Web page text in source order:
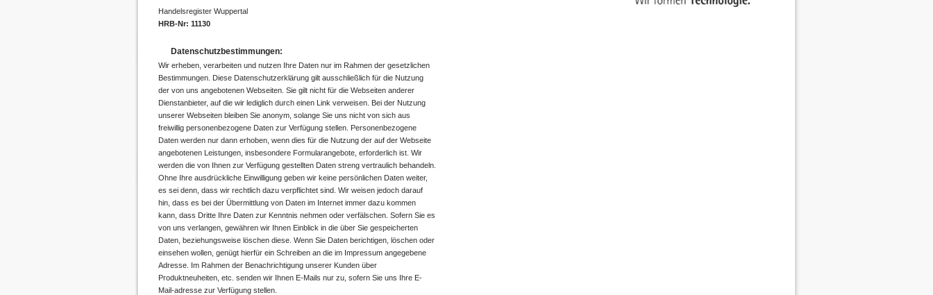
Handelsregister Wuppertal
HRB-Nr: 11130
Datenschutzbestimmungen:
Wir erheben, verarbeiten und nutzen Ihre Daten nur im Rahmen der gesetzlichen
Bestimmungen. Diese Datenschutzerklärung gilt ausschließlich für die Nutzung
der von uns angebotenen Webseiten. Sie gilt nicht für die Webseiten anderer
Dienstanbieter, auf die wir lediglich durch einen Link verweisen. Bei der Nutzung
unserer Webseiten bleiben Sie anonym, solange Sie uns nicht von sich aus
freiwillig personenbezogene Daten zur Verfügung stellen. Personenbezogene
Daten werden nur dann erhoben, wenn dies für die Nutzung der auf der Webseite
angebotenen Leistungen, insbesondere Formularangebote, erforderlich ist. Wir
werden die von Ihnen zur Verfügung gestellten Daten streng vertraulich behandeln.
Ohne Ihre ausdrückliche Einwilligung geben wir keine persönlichen Daten weiter,
es sei denn, dass wir rechtlich dazu verpflichtet sind. Wir weisen jedoch darauf
hin, dass es bei der Übermittlung von Daten im Internet immer dazu kommen
kann, dass Dritte Ihre Daten zur Kenntnis nehmen oder verfälschen. Sofern Sie es
von uns verlangen, gewähren wir Ihnen Einblick in die über Sie gespeicherten
Daten, beziehungsweise löschen diese. Wenn Sie Daten berichtigen, löschen oder
einsehen wollen, genügt hierfür ein Schreiben an die im Impressum angegebene
Adresse. Im Rahmen der Benachrichtigung unserer Kunden über
Produktneuheiten, etc. senden wir Ihnen E-Mails nur zu, sofern Sie uns Ihre E-
Mail-adresse zur Verfügung stellen.